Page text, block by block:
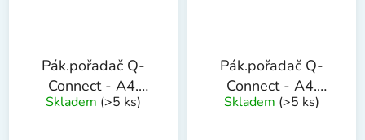
Pák.pořadač Q-
Connect - A4,
poloplastový,
Skladem (>5 ks)
Pák.pořadač Q-
Connect - A4,
poloplast, 5 cm,
Skladem (>5 ks)